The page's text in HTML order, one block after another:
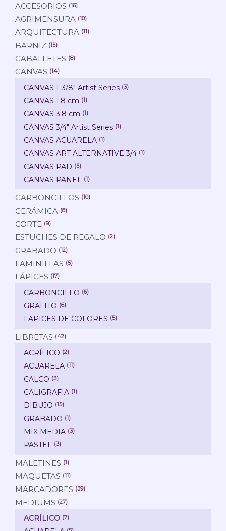
ACCESORIOS (16)
AGRIMENSURA (10)
ARQUITECTURA (11)
BARNIZ (15)
CABALLETES (8)
CANVAS (14)
CANVAS 1-3/8" Artist Series (3)
CANVAS 1.8 cm (1)
CANVAS 3.8 cm (1)
CANVAS 3/4" Artist Series (1)
CANVAS ACUARELA (1)
CANVAS ART ALTERNATIVE 3/4 (1)
CANVAS PAD (5)
CANVAS PANEL (1)
CARBONCILLOS (10)
CERÁMICA (8)
CORTE (9)
ESTUCHES DE REGALO (2)
GRABADO (12)
LAMINILLAS (5)
LÁPICES (17)
CARBONCILLO (6)
GRAFITO (6)
LAPICES DE COLORES (5)
LIBRETAS (42)
ACRÍLICO (2)
ACUARELA (11)
CALCO (3)
CALIGRAFIA (1)
DIBUJO (15)
GRABADO (1)
MIX MEDIA (3)
PASTEL (3)
MALETINES (1)
MAQUETAS (11)
MARCADORES (39)
MEDIUMS (27)
ACRÍLICO (7)